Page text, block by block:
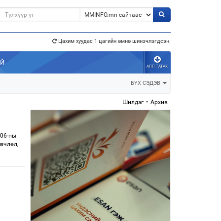
Цахим хуудас 1 цагийн өмнө шинэчлэгдсэн.
АПП ТАТАХ
БҮХ СЭДЭВ
Шилдэг • Архив
ны